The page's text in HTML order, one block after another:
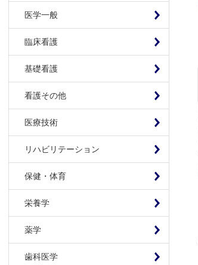
医学一般
臨床看護
基礎看護
看護その他
医療技術
リハビリテーション
保健・体育
栄養学
薬学
歯科医学